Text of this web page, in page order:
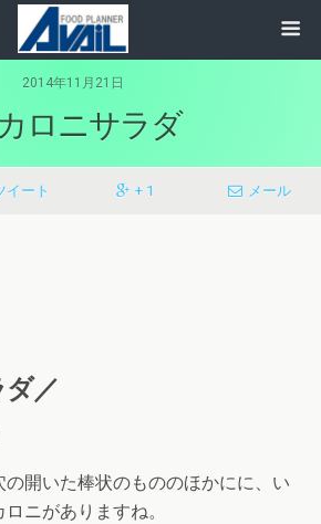
2014年11月21日
ロニサラダ
イート + 1 メール
／
の開いた棒状のもののほかにに、い
ニがありますね。